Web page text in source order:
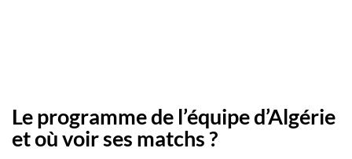
Le programme de l’équipe d’Algérie
et où voir ses matchs ?